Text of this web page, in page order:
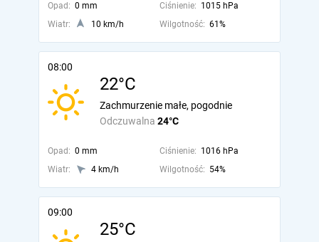
Opad: 0 mm Ciśnienie: 1015 hPa
Wiatr:
10 km/h Wilgotność: 61%
08:00
22°C
Odczuwalna 24°C
Zachmurzenie małe, pogodnie
Opad: 0 mm Ciśnienie: 1016 hPa
Wiatr:
4 km/h Wilgotność: 54%
09:00
25°C